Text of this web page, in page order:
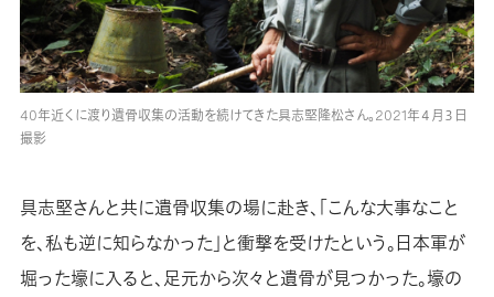
40年近くに渡り遺骨収集の活動を続けてきた具志堅隆松さん。2021年４月３日
撮影
具志堅さんと共に遺骨収集の場に赴き、「こんな大事なこと
を、私も逆に知らなかった」と衝撃を受けたという。日本軍が
堀った壕に入ると、足元から次々と遺骨が見つかった。壕の